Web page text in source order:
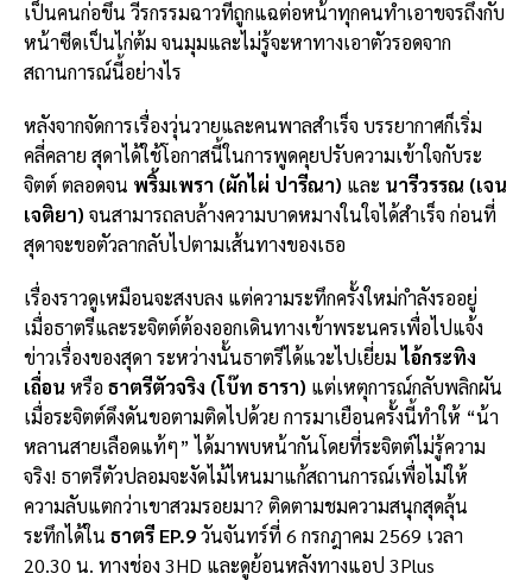
เป็นคนก่อขึ้น วีรกรรมฉาวที่ถูกแฉต่อหน้าทุกคนทำเอาขจรถึงกับ
หน้าซีดเป็นไก่ต้ม จนมุมและไม่รู้จะหาทางเอาตัวรอดจาก
สถานการณ์นี้อย่างไร
หลังจากจัดการเรื่องวุ่นวายและคนพาลสำเร็จ บรรยากาศก็เริ่ม
คลี่คลาย สุดาได้ใช้โอกาสนี้ในการพูดคุยปรับความเข้าใจกับระ
จิตต์ ตลอดจน พริ้มเพรา (ผักไผ่ ปารีณา) และ นารีวรรณ (เจน
เจติยา) จนสามารถลบล้างความบาดหมางในใจได้สำเร็จ ก่อนที่
สุดาจะขอตัวลากลับไปตามเส้นทางของเธอ
เรื่องราวดูเหมือนจะสงบลง แต่ความระทึกครั้งใหม่กำลังรออยู่
เมื่อธาตรีและระจิตต์ต้องออกเดินทางเข้าพระนครเพื่อไปแจ้ง
ข่าวเรื่องของสุดา ระหว่างนั้นธาตรีได้แวะไปเยี่ยมไอ้กระทิง
เถื่อน หรือ ธาตรีตัวจริง (โบ๊ท ธารา) แต่เหตุการณ์กลับพลิกผัน
เมื่อระจิตต์ดึงดันขอตามติดไปด้วย การมาเยือนครั้งนี้ทำให้ “น้า
หลานสายเลือดแท้ๆ” ได้มาพบหน้ากันโดยที่ระจิตต์ไม่รู้ความ
จริง! ธาตรีตัวปลอมจะงัดไม้ไหนมาแก้สถานการณ์เพื่อไม่ให้
ความลับแตกว่าเขาสวมรอยมา? ติดตามชมความสนุกสุดลุ้น
ระทึกได้ใน ธาตรี EP.9วันจันทร์ที่ 6 กรกฎาคม 2569 เวลา
20.30 น. ทางช่อง 3HD และดูย้อนหลังทางแอป 3Plus